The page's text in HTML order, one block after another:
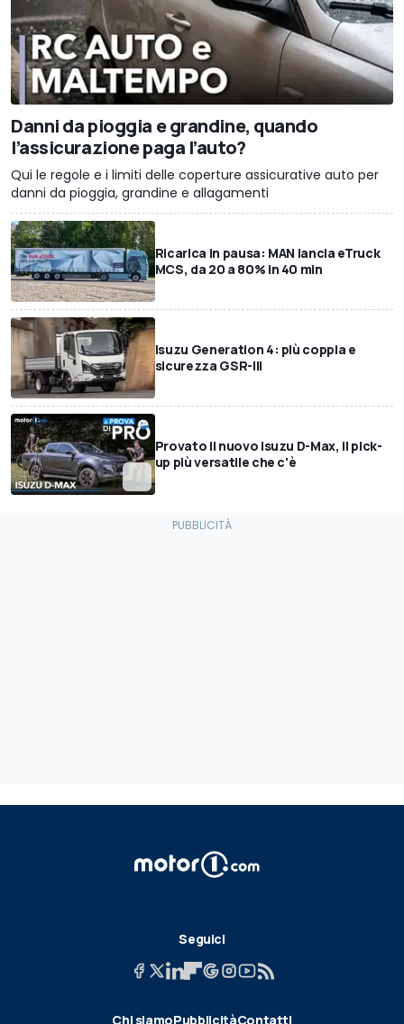
Danni da pioggia e grandine, quando
l’assicurazione paga l’auto?
Qui le regole e i limiti delle coperture assicurative auto per
danni da pioggia, grandine e allagamenti
Ricarica in pausa: MAN lancia eTruck
MCS, da 20 a 80% in 40 min
Isuzu Generation 4: più coppia e
sicurezza GSR-III
Provato il nuovo Isuzu D-Max, il pick-
up più versatile che c'è
Seguici
Chi siamoPubblicitàContatti